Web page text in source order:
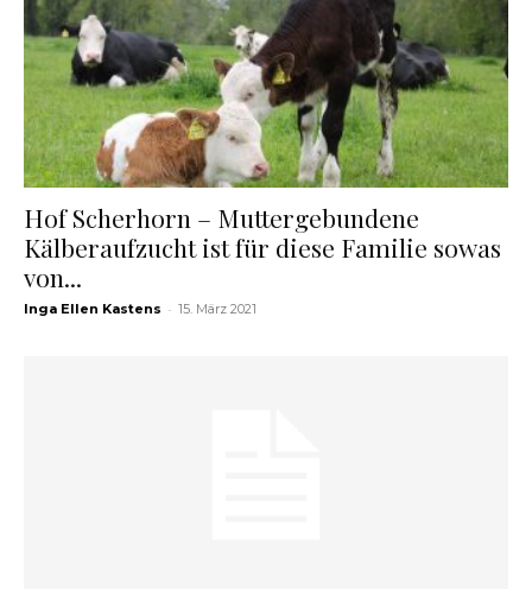
Hof Scherhorn – Muttergebundene
Kälberaufzucht ist für diese Familie sowas
von...
Inga Ellen Kastens - 15. März 2021